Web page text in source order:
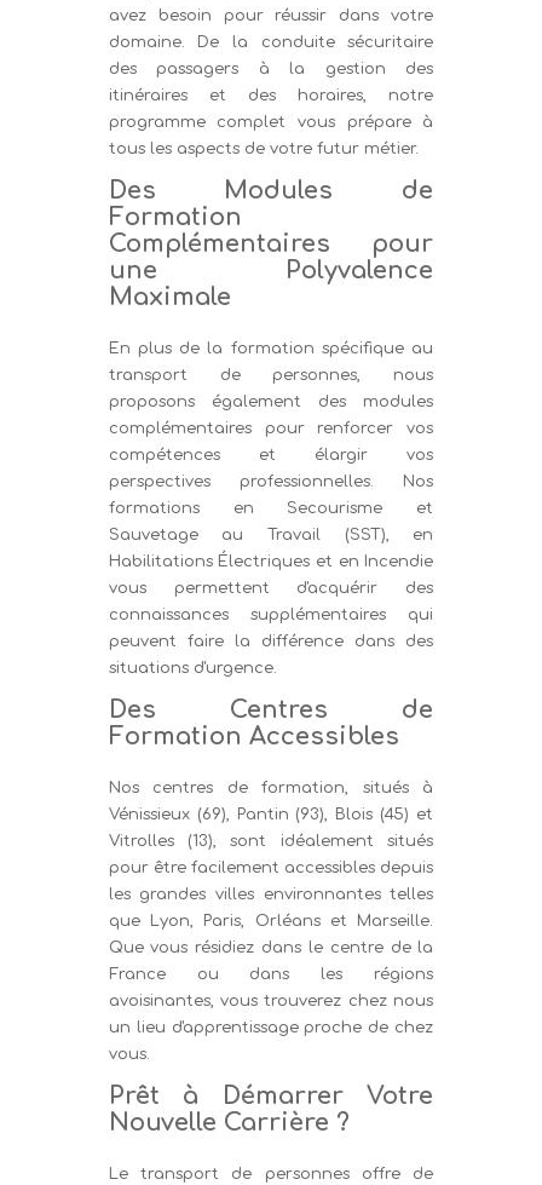
avez besoin pour réussir dans votre
domaine. De la conduite sécuritaire
des passagers à la gestion des
itinéraires et des horaires, notre
programme complet vous prépare à
tous les aspects de votre futur métier.
Des Modules de
Formation
Complémentaires pour
une Polyvalence
Maximale
En plus de la formation spécifique au
transport de personnes, nous
proposons également des modules
complémentaires pour renforcer vos
compétences et élargir vos
perspectives professionnelles. Nos
formations en Secourisme et
Sauvetage au Travail (SST), en
Habilitations Électriques et en Incendie
vous permettent d'acquérir des
connaissances supplémentaires qui
peuvent faire la différence dans des
situations d'urgence.
Des Centres de
Formation Accessibles
Nos centres de formation, situés à
Vénissieux (69), Pantin (93), Blois (45) et
Vitrolles (13), sont idéalement situés
pour être facilement accessibles depuis
les grandes villes environnantes telles
que Lyon, Paris, Orléans et Marseille.
Que vous résidiez dans le centre de la
France ou dans les régions
avoisinantes, vous trouverez chez nous
un lieu d'apprentissage proche de chez
vous.
Prêt à Démarrer Votre
Nouvelle Carrière ?
Le transport de personnes offre de